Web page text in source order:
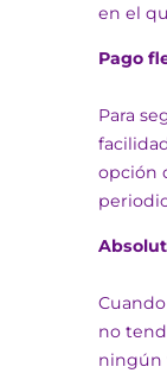
en el
Pago
Para
opción
no
ningún